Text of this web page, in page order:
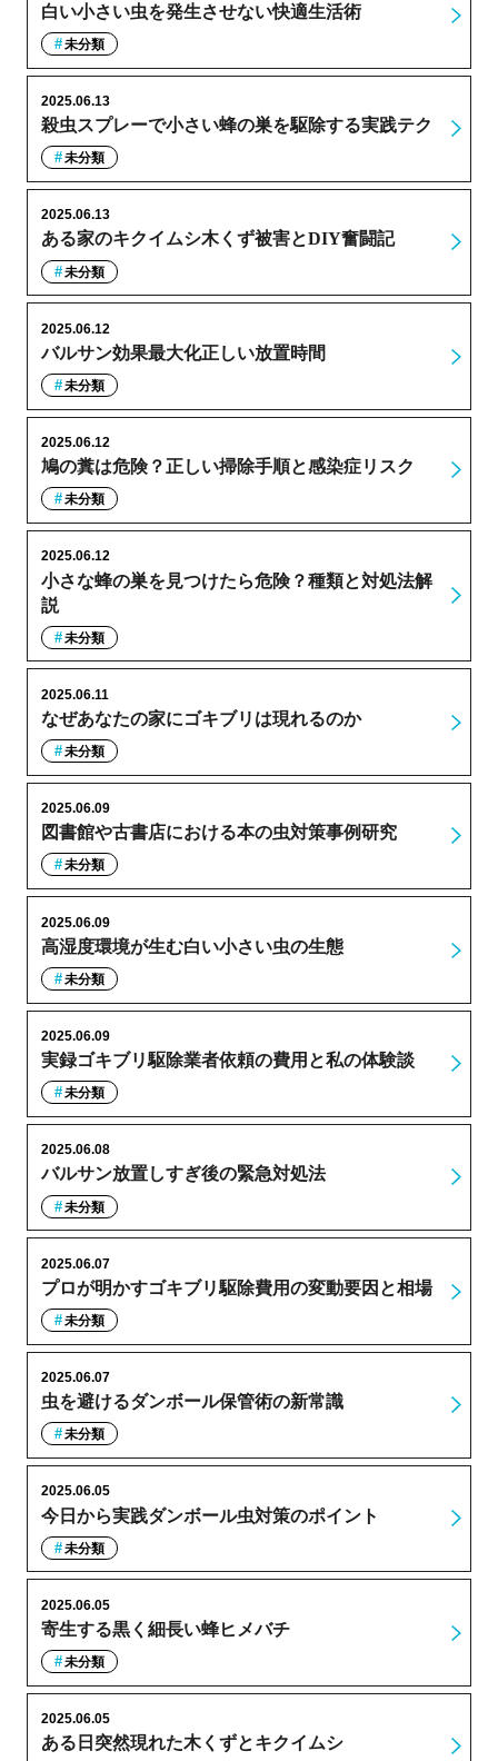
白い小さい虫を発生させない快適生活術
未分類
殺虫スプレーで小さい蜂の巣を駆除する実践テク
2025.06.13
未分類
ある家のキクイムシ木くず被害とDIY奮闘記
2025.06.13
未分類
バルサン効果最大化正しい放置時間
2025.06.12
未分類
鳩の糞は危険？正しい掃除手順と感染症リスク
2025.06.12
未分類
小さな蜂の巣を見つけたら危険？種類と対処法解
説
2025.06.12
未分類
なぜあなたの家にゴキブリは現れるのか
2025.06.11
未分類
図書館や古書店における本の虫対策事例研究
2025.06.09
未分類
高湿度環境が生む白い小さい虫の生態
2025.06.09
未分類
実録ゴキブリ駆除業者依頼の費用と私の体験談
2025.06.09
未分類
バルサン放置しすぎ後の緊急対処法
2025.06.08
未分類
プロが明かすゴキブリ駆除費用の変動要因と相場
2025.06.07
未分類
虫を避けるダンボール保管術の新常識
2025.06.07
未分類
今日から実践ダンボール虫対策のポイント
2025.06.05
未分類
寄生する黒く細長い蜂ヒメバチ
2025.06.05
未分類
ある日突然現れた木くずとキクイムシ
2025.06.05